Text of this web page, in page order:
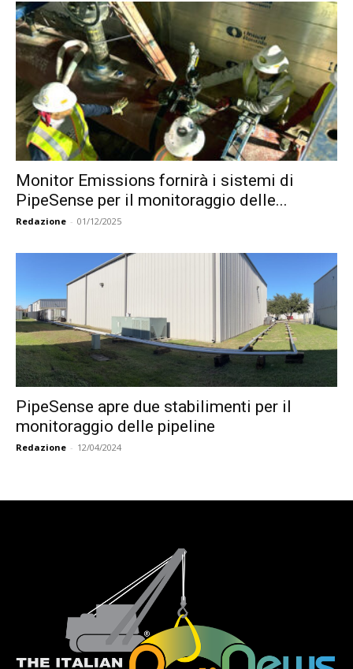
Monitor Emissions fornirà i sistemi di
PipeSense per il monitoraggio delle...
Redazione - 01/12/2025
PipeSense apre due stabilimenti per il
monitoraggio delle pipeline
Redazione - 12/04/2024